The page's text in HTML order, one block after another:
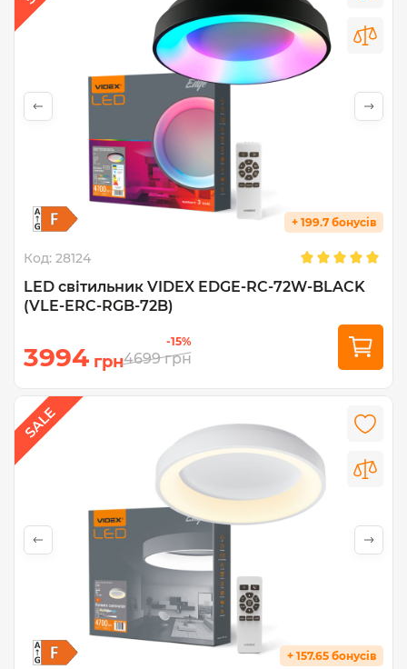
+ 199.7 бонусів
Код: 28124
LED світильник VIDEX EDGE-RC-72W-BLACK
(VLE-ERC-RGB-72B)
3994 грн
-15%
4699 грн
+ 157.65 бонусів